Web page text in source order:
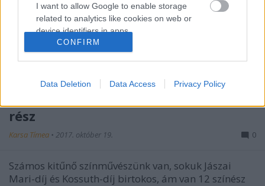
I want to allow Google to enable storage
related to analytics like cookies on web or
device identifiers in apps.
I want to allow Google to enable storage
I want to allow Google to enable storage
related to personalization.
related to security, including authentication
user protection.
CONFIRM
Data Deletion Data Access Privacy Policy
rész
Karsa Tímea • 2017. október 19. 0
Számos kitűnő színművészünk van, sokuk Jászai
Mari-díj és Kossuth-díj birtokos, ám van 12 színész